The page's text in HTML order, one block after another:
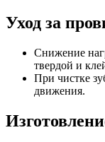
Уход за
Снижение
твердой и
При чистке
движения.